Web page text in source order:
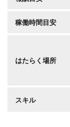
稼働時間目安
はたらく場所
スキル